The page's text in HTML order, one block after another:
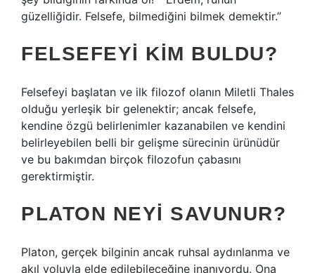
güzelliğidir. Felsefe, bilmediğini bilmek demektir.”
FELSEFEYI KIM BULDU?
Felsefeyi başlatan ve ilk filozof olanın Miletli Thales
olduğu yerleşik bir gelenektir; ancak felsefe,
kendine özgü belirlenimler kazanabilen ve kendini
belirleyebilen belli bir gelişme sürecinin ürünüdür
ve bu bakımdan birçok filozofun çabasını
gerektirmiştir.
PLATON NEYI SAVUNUR?
Platon, gerçek bilginin ancak ruhsal aydınlanma ve
akıl yoluyla elde edilebileceğine inanıyordu. Ona